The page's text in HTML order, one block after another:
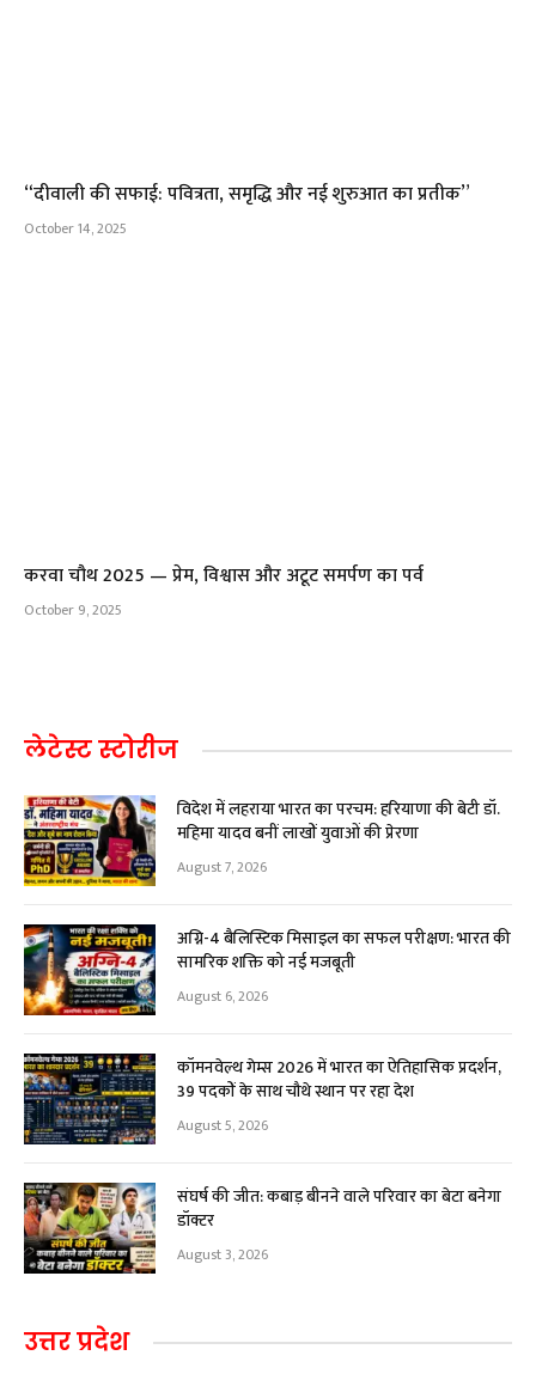
“दीवाली की सफाई: पवित्रता, समृद्धि और नई शुरुआत का प्रतीक”
October 14, 2025
करवा चौथ 2025 — प्रेम, विश्वास और अटूट समर्पण का पर्व
October 9, 2025
लेटेस्ट स्टोरीज
विदेश में लहराया भारत का परचम: हरियाणा की बेटी डॉ.
महिमा यादव बनीं लाखों युवाओं की प्रेरणा
August 7, 2026
अग्नि-4 बैलिस्टिक मिसाइल का सफल परीक्षण: भारत की
सामरिक शक्ति को नई मजबूती
August 6, 2026
कॉमनवेल्थ गेम्स 2026 में भारत का ऐतिहासिक प्रदर्शन,
39 पदकों के साथ चौथे स्थान पर रहा देश
August 5, 2026
संघर्ष की जीत: कबाड़ बीनने वाले परिवार का बेटा बनेगा
डॉक्टर
August 3, 2026
उत्तर प्रदेश